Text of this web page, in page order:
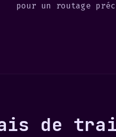
pour un routage
de